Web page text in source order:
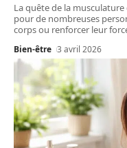
La quête de la
pour de nombreuses
corps ou renforcer leur
Bien-être 3 avril 2026